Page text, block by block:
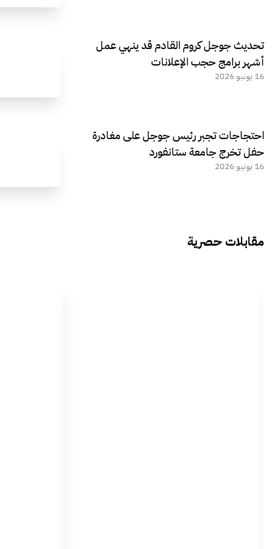
تحديث جوجل كروم القادم قد ينهي عمل
أشهر برامج حجب الإعلانات
16 يونيو 2026
احتجاجات تجبر رئيس جوجل على مغادرة
حفل تخرج جامعة ستانفورد
16 يونيو 2026
مقابلات حصرية